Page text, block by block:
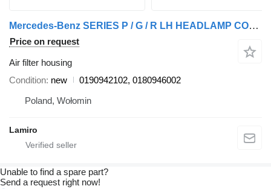
Mercedes-Benz SERIES P / G / R LH HEADLAMP COVER (LOW) 0190942102 air filter housing for Scania ATEGO MP4 12T (2013-) truck
Price on request
Air filter housing
Condition new
0190942102, 0180946002
Poland, Wołomin
Lamiro
Unable to find a spare part?
Send a request right now!